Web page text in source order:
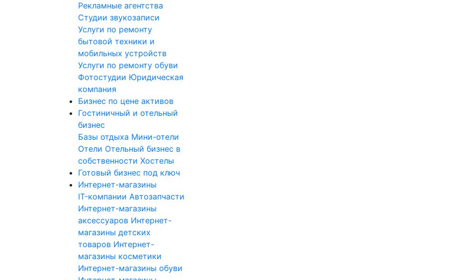
Рекламные агентства
Студии звукозаписи
Услуги по ремонту
бытовой техники и
мобильных устройств
Услуги по ремонту обуви
Фотостудии Юридическая
компания
Бизнес по цене активов
Гостиничный и отельный
бизнес
Базы отдыха Мини-отели
Отели Отельный бизнес в
собственности Хостелы
Готовый бизнес под ключ
Интернет-магазины
IT-компании Автозапчасти
Интернет-магазины
аксессуаров Интернет-
магазины детских
товаров Интернет-
магазины косметики
Интернет-магазины обуви